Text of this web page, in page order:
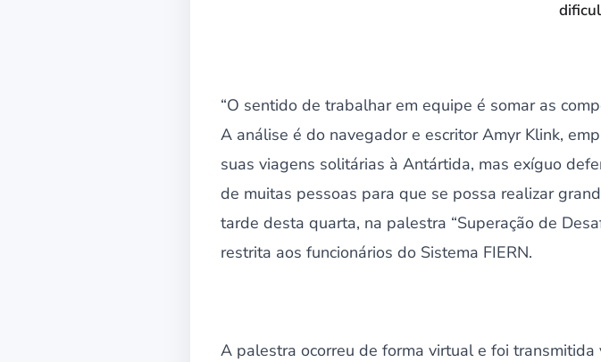
“O sentido de trabalhar em equipe é somar as
A análise é do navegador e escritor Amyr Klink,
suas viagens solitárias à Antártida, mas exíguo
de muitas pessoas para que se possa realizar
tarde desta quarta, na palestra “Superação de
restrita aos funcionários do Sistema FIERN.
A palestra ocorreu de forma virtual e foi